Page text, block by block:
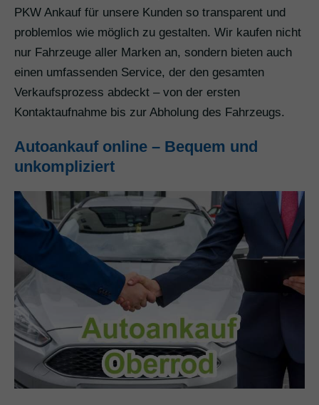
PKW Ankauf für unsere Kunden so transparent und
problemlos wie möglich zu gestalten. Wir kaufen nicht
nur Fahrzeuge aller Marken an, sondern bieten auch
einen umfassenden Service, der den gesamten
Verkaufsprozess abdeckt – von der ersten
Kontaktaufnahme bis zur Abholung des Fahrzeugs.
Autoankauf online – Bequem und
unkompliziert